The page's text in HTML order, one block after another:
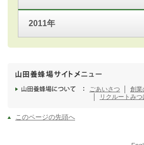
2011年
ごあいさつ 創業
リクルート みつ
このページの先頭へ